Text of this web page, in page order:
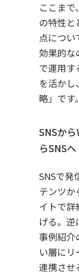
ここま
の特性と
点につ
効果的な
で運用す
を活かし
略」です
SNSか
らSNSへ
SNSで発
テンツ
イトで詳
げる。
事例紹介
い層に
連携させ